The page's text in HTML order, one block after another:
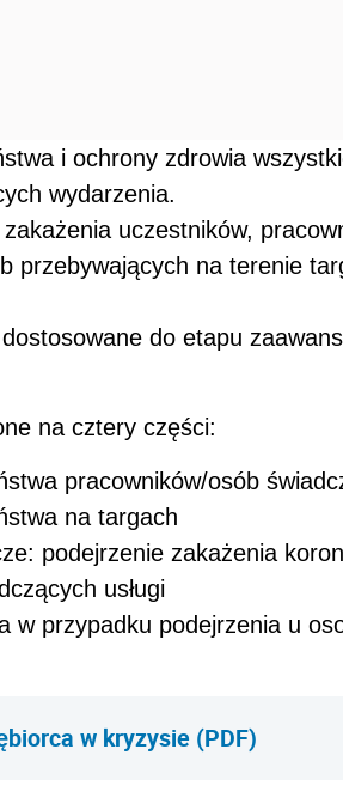
i ochrony zdrowia
wydarzenia.
uczestników,
przebywających na terenie
do etapu
na cztery części:
pracowników/osób
na targach
podejrzenie zakażenia
usługi
w przypadku podejrzenia u
w kryzysie (PDF)